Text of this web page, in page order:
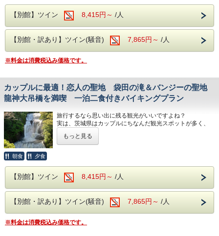
大浴場は【大子温泉】となり、 古くから美人の湯とされた
肌を滑らかにする、 PH8.75ナトリウム-硫酸塩・塩化物温泉
です！ ヌメヌメ感を体験してください。
他にも、
【袋田の滝】 日本三名瀑にも数えられる有名な観光スポッ
トや
にしたモニュメントやブランコが展示されています！
【大子おやき学校】 旧槙野地小学校がおやき学校として
1998年にスタート。 地元の野菜や特産品が購入でき、おや
また、カフェでは「昭和の学校給食」や揚げパンなど、昔懐
かしいメニューが楽しめます！
＜カフェ営業時間＞
土日祝：11:00〜15:00 ※食事ラストオーダー14:00
※詳細は「大子おやき学校」公式サイトをご確認ください。
洗い流し
より充実しリラックスしてください♪
この夏はぜひフォレスパ大子とホテル奥久慈館へ！
※入場料金はお客様負担となります。
夕食・朝食共に
和洋中の厳選した様々な料理を、お好きなものをお
好きなだけ
お召し上がりがりいただけるビュッフェスタイルと
なります。
さらに夕食時はソフトドリンクだけでなく、
サワー、ハイボールなどの定番のアルコール
さらに、さらに
生ビールや日本酒の地酒までが飲み放題とな
り、
二世帯のファミリー層でもお寛ぎいただけ
る、
仕切りのある和室二間のお部屋もご用意して
おります。
【別館】ツイン 8,415円～ /人
【別館・訳あり】ツイン(騒音) 7,865円～ /人
※料金は消費税込み価格です。
カップルに最適！恋人の聖地 袋田の滝＆バンジーの聖地
龍神大吊橋を満喫 一泊二食付きバイキングプラン
旅行するなら思い出に残る観光がいいですよね？
実は、茨城県はカップルにちなんだ観光スポットが多く、
「袋田の滝」と「竜神大吊橋」が特におすすめです！！
紹介され、 風水的にも、恋愛に対して効果があるとされて
トンネル内にあるモニュメントに、 新たにペア用の赤いブ
ランコが設置されました。 インスタン映え間違いなし♪
特徴の竜神大吊橋は、 歩行者専用の橋としては日本最大級
もっと見る
朝食 夕食
【別館】ツイン 8,415円～ /人
【別館・訳あり】ツイン(騒音) 7,865円～ /人
※料金は消費税込み価格です。